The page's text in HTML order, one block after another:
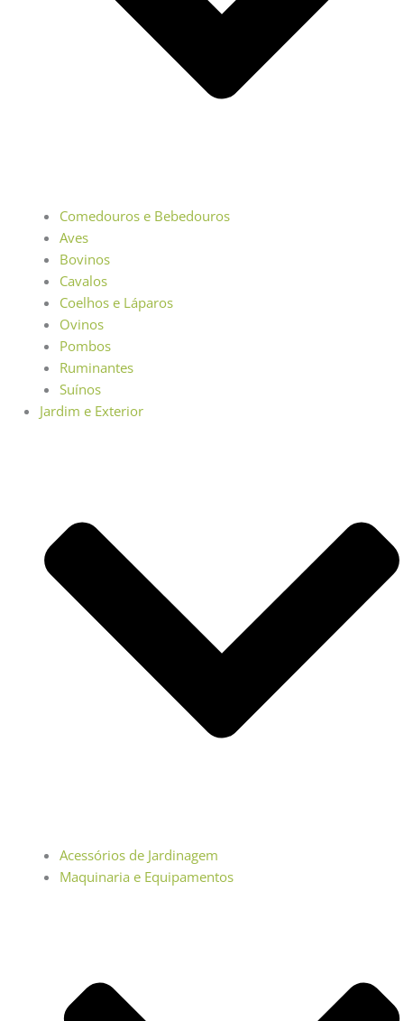
Comedouros e Bebedouros
Aves
Bovinos
Cavalos
Coelhos e Láparos
Ovinos
Pombos
Ruminantes
Suínos
Jardim e Exterior
Acessórios de Jardinagem
Maquinaria e Equipamentos